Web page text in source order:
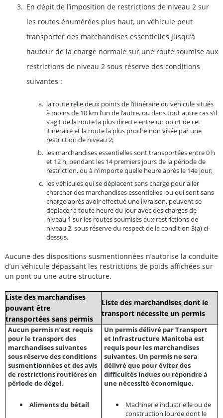
En dépit de l’imposition de restrictions de niveau 2 sur
les routes énumérées plus haut, un véhicule peut
transporter des marchandises essentielles jusqu’à
hauteur de la charge normale sur une route soumise aux
restrictions de niveau 2 sous réserve des conditions
suivantes :
la route relie deux points de l’itinéraire du véhicule situés
à moins de 10 km l’un de l’autre, ou dans tout autre cas s’il
s’agit de la route la plus directe entre un point de cet
itinéraire et la route la plus proche non visée par une
restriction de niveau 2;
les marchandises essentielles sont transportées entre 0 h
et 12 h, pendant les 14 premiers jours de la période de
restriction, ou à n’importe quelle heure après le 14e jour;
les véhicules qui se déplacent sans charge pour aller
chercher des marchandises essentielles, ou qui sont sans
charge après avoir effectué une livraison, peuvent se
déplacer à toute heure du jour avec des charges de
niveau 1 sur les routes soumises aux restrictions de
niveau 2, sous réserve du respect de la condition 3(a) ci-
dessus.
Aucune des dispositions susmentionnées n’autorise la conduite
d’un véhicule dépassant les restrictions de poids affichées sur
un pont ou une autre structure.
Liste des marchandises
pouvant être
transportées sans permis
Liste des marchandises dont le
transport nécessite un permis
Aucun permis n’est requis
pour le transport des
marchandises suivantes
sous réserve des conditions
susmentionnées et des avis
de restrictions routières en
période de dégel.
Aliments du bétail
Un permis délivré par Transport
et Infrastructure Manitoba est
requis pour les marchandises
suivantes. Un permis ne sera
délivré que pour éviter des
difficultés indues ou répondre à
une nécessité économique.
Machinerie industrielle ou de
construction lourde dont le